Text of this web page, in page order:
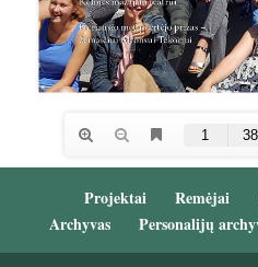
Projektai Remėjai
Archyvas
Personalijų